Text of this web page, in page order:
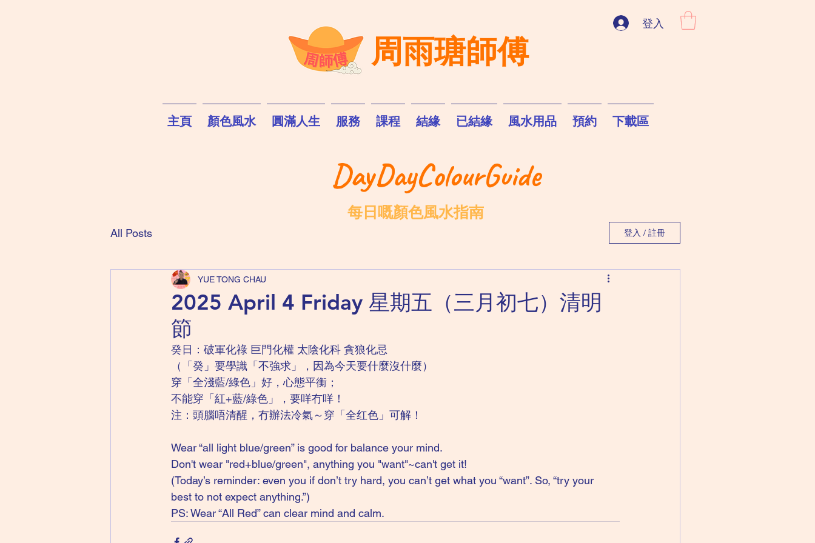
周雨瑭師傅
登入
主頁 顏色風水 圓滿人生 服務 課程 結緣 已結緣 風水用品 預約 下載區
All Posts 登入 / 註冊
2025 April 4 Friday 星期五（三月初七）清明
節
YUE TONG CHAU
癸日：破軍化祿 巨門化權 太陰化科 貪狼化忌
（「癸」要學識「不強求」，因為今天要什麼沒什麼）
穿「全淺藍/綠色」好，心態平衡；
不能穿「紅+藍/綠色」，要咩冇咩！
注：頭腦唔清醒，冇辦法冷氣～穿「全红色」可解！
Wear “all light blue/green” is good for balance your mind.
Don't wear "red+blue/green", anything you "want"~can't get it!
(Today’s reminder: even you if don’t try hard, you can’t get what you “want”. So, “try your
best to not expect anything.”)
PS: Wear “All Red” can clear mind and calm.
DayDayColourGuide
每日嘅顏色風水指南